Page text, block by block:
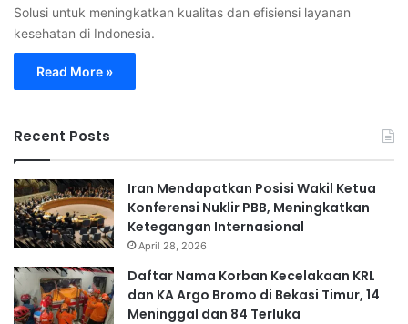
Solusi untuk meningkatkan kualitas dan efisiensi layanan
kesehatan di Indonesia.
Read More »
Recent Posts
Iran Mendapatkan Posisi Wakil Ketua
Konferensi Nuklir PBB, Meningkatkan
Ketegangan Internasional
April 28, 2026
Daftar Nama Korban Kecelakaan KRL
dan KA Argo Bromo di Bekasi Timur, 14
Meninggal dan 84 Terluka